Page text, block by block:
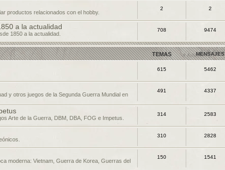
productos relacionados con el hobby.
2 2
a la actualidad
1850 a la actualidad.
708 9474
TEMAS MENSAJES
615 5462
y otros juegos de la Segunda Guerra Mundial en
491 4337
Arte de la Guerra, DBM, DBA, FOG e Impetus.
314 2583
310 2828
moderna: Vietnam, Guerra de Korea, Guerras del
150 1541